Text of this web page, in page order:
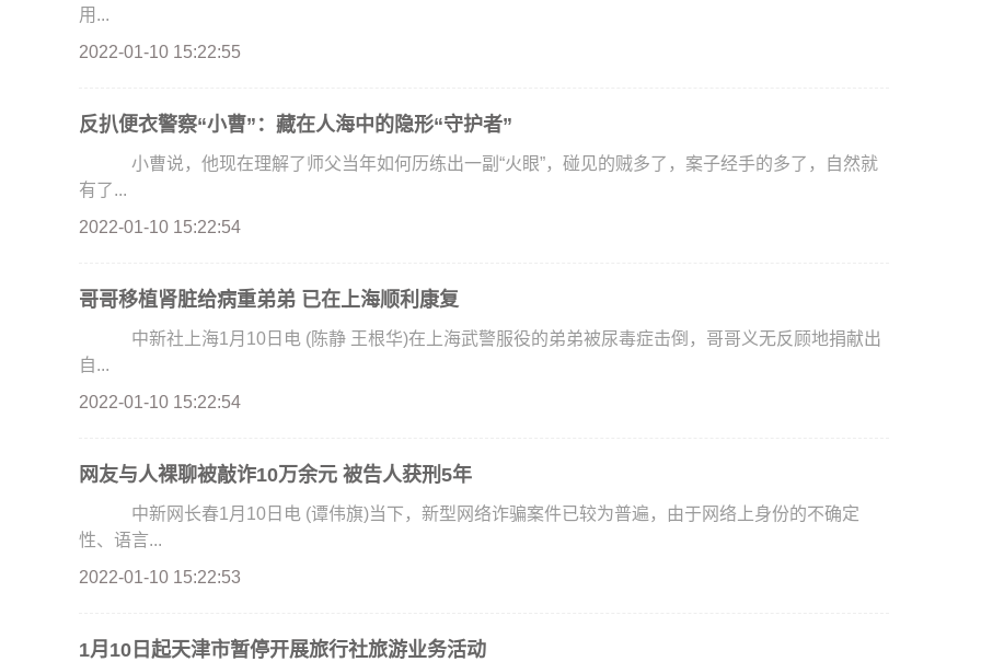
用...
2022-01-10 15:22:55
反扒便衣警察“小曹”：藏在人海中的隐形“守护者”
小曹说，他现在理解了师父当年如何历练出一副“火眼”，碰见的贼多了，案子经手的多了，自然就
有了...
2022-01-10 15:22:54
哥哥移植肾脏给病重弟弟 已在上海顺利康复
中新社上海1月10日电 (陈静 王根华)在上海武警服役的弟弟被尿毒症击倒，哥哥义无反顾地捐献出
自...
2022-01-10 15:22:54
网友与人裸聊被敲诈10万余元 被告人获刑5年
中新网长春1月10日电 (谭伟旗)当下，新型网络诈骗案件已较为普遍，由于网络上身份的不确定
性、语言...
2022-01-10 15:22:53
1月10日起天津市暂停开展旅行社旅游业务活动